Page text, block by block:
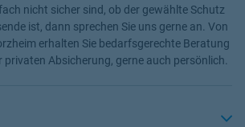
nicht sicher sind, ob der gewählte Schutz
ist, dann sprechen Sie uns gerne an. Von
erhalten Sie bedarfsgerechte Beratung
privaten Absicherung, gerne auch persönlich.